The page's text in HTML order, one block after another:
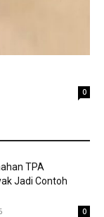
0
TPA
Jadi Contoh
0